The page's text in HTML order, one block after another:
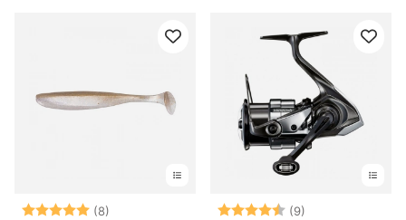
Betyg: (8)
5.0 utav 5 stjärnorBetyg: (9)